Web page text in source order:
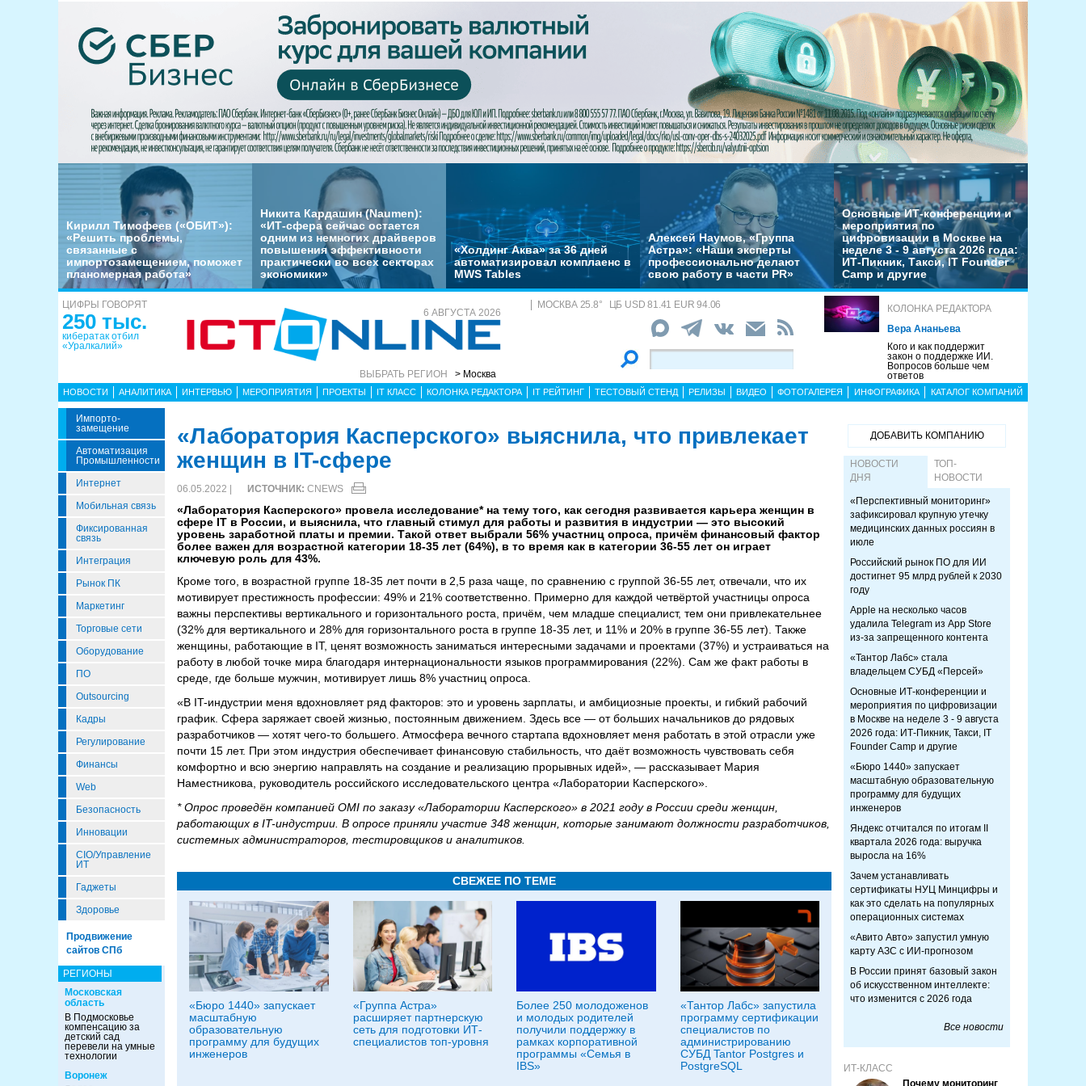
Кирилл Тимофеев («ОБИТ»):
«Решить проблемы,
связанные с
импортозамещением, поможет
планомерная работа»
Никита Кардашин (Naumen):
«ИТ-сфера сейчас остается
одним из немногих драйверов
повышения эффективности
практически во всех секторах
экономики»
«Холдинг Аква» за 36 дней
автоматизировал комплаенс в
MWS Tables
Алексей Наумов, «Группа
Астра»: «Наши эксперты
профессионально делают
свою работу в части PR»
Основные ИТ-конференции и
мероприятия по
цифровизации в Москве на
неделе 3 - 9 августа 2026 года:
ИТ-Пикник, Такси, IT Founder
Camp и другие
ЦИФРЫ ГОВОРЯТ
250 тыс.
кибератак отбил
«Уралкалий»
6 АВГУСТА 2026
ВЫБРАТЬ РЕГИОН > Москва
МОСКВА 25.8° ЦБ USD 81.41 EUR 94.06
КОЛОНКА РЕДАКТОРА
Вера Ананьева
Кого и как поддержит
закон о поддержке ИИ.
Вопросов больше чем
ответов
НОВОСТИ АНАЛИТИКА ИНТЕРВЬЮ МЕРОПРИЯТИЯ ПРОЕКТЫ IT КЛАСС КОЛОНКА РЕДАКТОРА IT РЕЙТИНГ ТЕСТОВЫЙ СТЕНД РЕЛИЗЫ ВИДЕО ФОТОГАЛЕРЕЯ ИНФОГРАФИКА КАТАЛОГ КОМПАНИЙ
Импорто­
Замещение
Автоматизация
Промышленности
Интернет
Мобильная связь
Фиксированная
связь
Интеграция
Рынок ПК
Маркетинг
Торговые сети
Оборудование
ПО
Outsourcing
Кадры
Регулирование
Финансы
Web
Безопасность
Инновации
CIO/Управление
ИТ
Гаджеты
Здоровье
Продвижение
сайтов СПб
РЕГИОНЫ
Московская
область
В Подмосковье
компенсацию за
детский сад
перевели на умные
технологии
Воронеж
«Лаборатория Касперского» выяснила, что привлекает
женщин в IT-сфере
06.05.2022 | ИСТОЧНИК: CNEWS
«Лаборатория Касперского» провела исследование* на тему того, как сегодня развивается карьера женщин в
сфере IT в России, и выяснила, что главный стимул для работы и развития в индустрии — это высокий
уровень заработной платы и премии. Такой ответ выбрали 56% участниц опроса, причём финансовый фактор
более важен для возрастной категории 18-35 лет (64%), в то время как в категории 36-55 лет он играет
ключевую роль для 43%.
Кроме того, в возрастной группе 18-35 лет почти в 2,5 раза чаще, по сравнению с группой 36-55 лет, отвечали, что их
мотивирует престижность профессии: 49% и 21% соответственно. Примерно для каждой четвёртой участницы опроса
важны перспективы вертикального и горизонтального роста, причём, чем младше специалист, тем они привлекательнее
(32% для вертикального и 28% для горизонтального роста в группе 18-35 лет, и 11% и 20% в группе 36-55 лет). Также
женщины, работающие в IT, ценят возможность заниматься интересными задачами и проектами (37%) и устраиваться на
работу в любой точке мира благодаря интернациональности языков программирования (22%). Сам же факт работы в
среде, где больше мужчин, мотивирует лишь 8% участниц опроса.
«В IT-индустрии меня вдохновляет ряд факторов: это и уровень зарплаты, и амбициозные проекты, и гибкий рабочий
график. Сфера заряжает своей жизнью, постоянным движением. Здесь все — от больших начальников до рядовых
разработчиков — хотят чего-то большего. Атмосфера вечного стартапа вдохновляет меня работать в этой отрасли уже
почти 15 лет. При этом индустрия обеспечивает финансовую стабильность, что даёт возможность чувствовать себя
комфортно и всю энергию направлять на создание и реализацию прорывных идей», — рассказывает Мария
Наместникова, руководитель российского исследовательского центра «Лаборатории Касперского».
* Опрос проведён компанией OMI по заказу «Лаборатории Касперского» в 2021 году в России среди женщин,
работающих в IT-индустрии. В опросе приняли участие 348 женщин, которые занимают должности разработчиков,
системных администраторов, тестировщиков и аналитиков.
СВЕЖЕЕ ПО ТЕМЕ
«Бюро 1440» запускает
масштабную
образовательную
программу для будущих
инженеров
«Группа Астра»
расширяет партнерскую
сеть для подготовки ИТ-
специалистов топ-уровня
Более 250 молодоженов
и молодых родителей
получили поддержку в
рамках корпоративной
программы «Семья в
IBS»
«Тантор Лабс» запустила
программу сертификации
специалистов по
администрированию
СУБД Tantor Postgres и
PostgreSQL
ДОБАВИТЬ КОМПАНИЮ
НОВОСТИ
ДНЯ
ТОП-
НОВОСТИ
«Перспективный мониторинг»
зафиксировал крупную утечку
медицинских данных россиян в
июле
Российский рынок ПО для ИИ
достигнет 95 млрд рублей к 2030
году
Apple на несколько часов
удалила Telegram из App Store
из-за запрещенного контента
«Тантор Лабс» стала
владельцем СУБД «Персей»
Основные ИТ-конференции и
мероприятия по цифровизации
в Москве на неделе 3 - 9 августа
2026 года: ИТ-Пикник, Такси, IT
Founder Camp и другие
«Бюро 1440» запускает
масштабную образовательную
программу для будущих
инженеров
Яндекс отчитался по итогам II
квартала 2026 года: выручка
выросла на 16%
Зачем устанавливать
сертификаты НУЦ Минцифры и
как это сделать на популярных
операционных системах
«Авито Авто» запустил умную
карту АЗС с ИИ-прогнозом
В России принят базовый закон
об искусственном интеллекте:
что изменится с 2026 года
Все новости
ИТ-КЛАСС
Почему мониторинг